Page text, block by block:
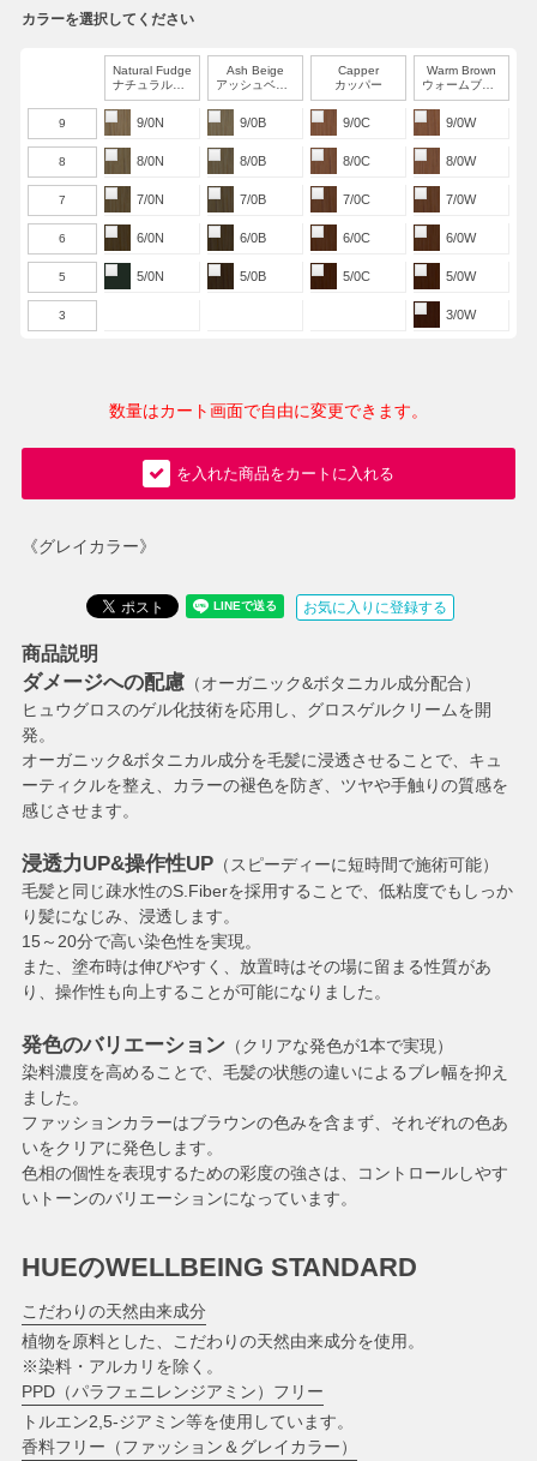
《グレイカラー》
カラーを選択してください
Natural Fudge
ナチュラルファッジ
Ash Beige
アッシュベージュ
Capper
カッパー
Warm Brown
ウォームブラウン
9 9/0N 9/0B 9/0C 9/0W
8 8/0N 8/0B 8/0C 8/0W
7 7/0N 7/0B 7/0C 7/0W
6 6/0N 6/0B 6/0C 6/0W
5 5/0N 5/0B 5/0C 5/0W
3 3/0W
数量はカート画面で自由に変更できます。
を入れた商品をカートに入れる
お気に入りに登録する
商品説明
ダメージへの配慮（オーガニック&ボタニカル成分配合）
ヒュウグロスのゲル化技術を応用し、グロスゲルクリームを開
発。
オーガニック&ボタニカル成分を毛髪に浸透させることで、キュ
ーティクルを整え、カラーの褪色を防ぎ、ツヤや手触りの質感を
感じさせます。
浸透力UP&操作性UP（スピーディーに短時間で施術可能）
毛髪と同じ疎水性のS.Fiberを採用することで、低粘度でもしっか
り髪になじみ、浸透します。
15～20分で高い染色性を実現。
また、塗布時は伸びやすく、放置時はその場に留まる性質があ
り、操作性も向上することが可能になりました。
発色のバリエーション（クリアな発色が1本で実現）
染料濃度を高めることで、毛髪の状態の違いによるブレ幅を抑え
ました。
ファッションカラーはブラウンの色みを含まず、それぞれの色あ
いをクリアに発色します。
色相の個性を表現するための彩度の強さは、コントロールしやす
いトーンのバリエーションになっています。
HUEのWELLBEING STANDARD
こだわりの天然由来成分
植物を原料とした、こだわりの天然由来成分を使用。
※染料・アルカリを除く。
PPD（パラフェニレンジアミン）フリー
トルエン2,5-ジアミン等を使用しています。
香料フリー（ファッション＆グレイカラー）